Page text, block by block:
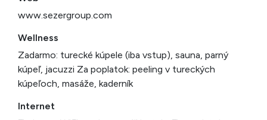
www.sezergroup.com
Wellness
Zadarmo: turecké kúpele (iba vstup), sauna, parný
kúpeľ, jacuzzi Za poplatok: peeling v tureckých
kúpeľoch, masáže, kaderník
Internet